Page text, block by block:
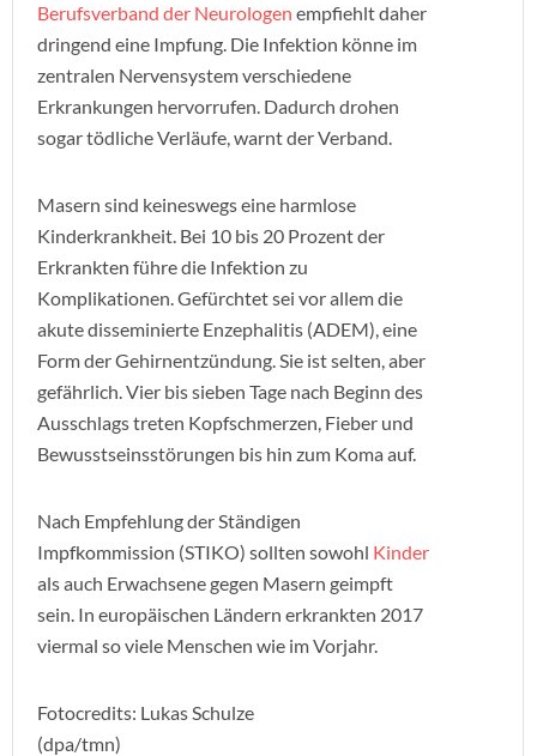
Berufsverband der Neurologen empfiehlt daher
dringend eine Impfung. Die Infektion könne im
zentralen Nervensystem verschiedene
Erkrankungen hervorrufen. Dadurch drohen
sogar tödliche Verläufe, warnt der Verband.
Masern sind keineswegs eine harmlose
Kinderkrankheit. Bei 10 bis 20 Prozent der
Erkrankten führe die Infektion zu
Komplikationen. Gefürchtet sei vor allem die
akute disseminierte Enzephalitis (ADEM), eine
Form der Gehirnentzündung. Sie ist selten, aber
gefährlich. Vier bis sieben Tage nach Beginn des
Ausschlags treten Kopfschmerzen, Fieber und
Bewusstseinsstörungen bis hin zum Koma auf.
Nach Empfehlung der Ständigen
Impfkommission (STIKO) sollten sowohl Kinder
als auch Erwachsene gegen Masern geimpft
sein. In europäischen Ländern erkrankten 2017
viermal so viele Menschen wie im Vorjahr.
Fotocredits: Lukas Schulze
(dpa/tmn)